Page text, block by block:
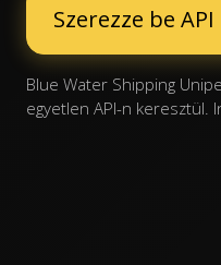
Szerezze be
Blue Water Shipping
egyetlen API-n keresztül.